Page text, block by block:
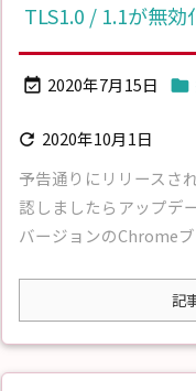
TLS1.0 / 1.1が無
 2020年7月15日 
 2020年10月1日
予告通りにリリースさ
認しましたらアップデ
バージョンのChrome
記